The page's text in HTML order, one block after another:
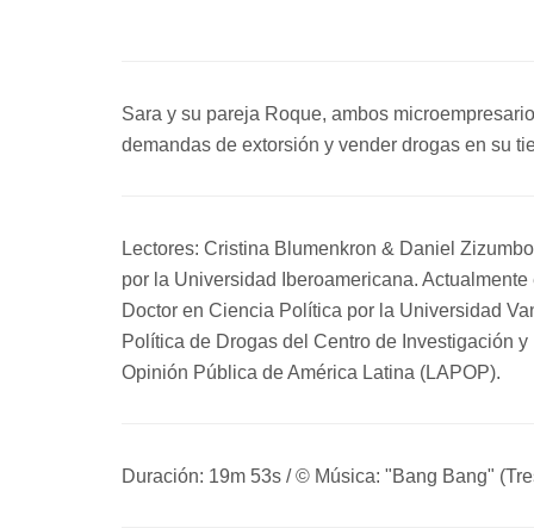
Sara y su pareja Roque, ambos
demandas de extorsión y vender drogas en su
Lectores: Cristina Blumenkron & Daniel
por la Universidad Iberoamericana.
Doctor en Ciencia Política por la Universidad
Política de Drogas del Centro de Investigación
Opinión Pública de América Latina (LAPOP).
Duración: 19m 53s / © Música: "Bang Bang"